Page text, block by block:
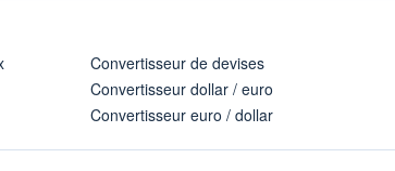
Convertisseur de devises
Convertisseur dollar / euro
Convertisseur euro / dollar